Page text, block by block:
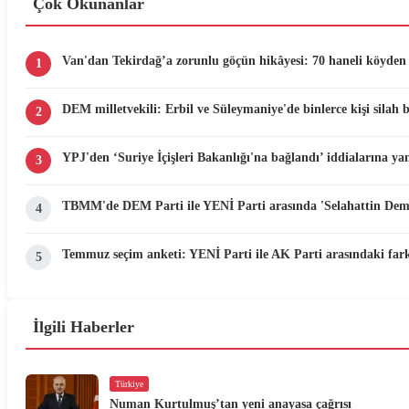
Çok Okunanlar
1 Van'dan Tekirdağ’a zorunlu göçün hikâyesi: 70 haneli köyden
2 DEM milletvekili: Erbil ve Süleymaniye'de binlerce kişi silah
3 YPJ'den ‘Suriye İçişleri Bakanlığı'na bağlandı’ iddialarına
4 TBMM'de DEM Parti ile YENİ Parti arasında 'Selahattin
5 Temmuz seçim anketi: YENİ Parti ile AK Parti arasındaki
İlgili Haberler
Türkiye
Numan Kurtulmuş’tan yeni anayasa çağrısı